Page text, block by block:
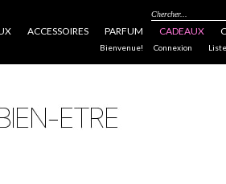
ACCESSOIRES PARFUM CADEAUX
Chercher...
Bienvenue! Connexion